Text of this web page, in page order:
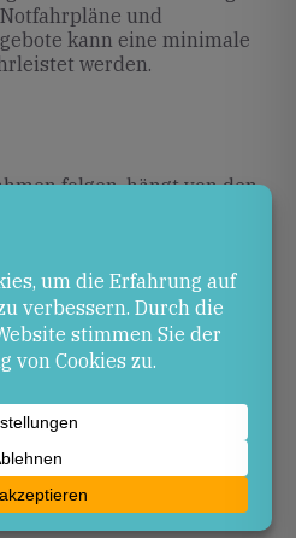
und
kann eine minimale
werden.
folgen, hängt von den
im kommunalen Nahverkehr
Informationen zu
2.2.2026: Ausfälle, Städte
2. Februar 2026